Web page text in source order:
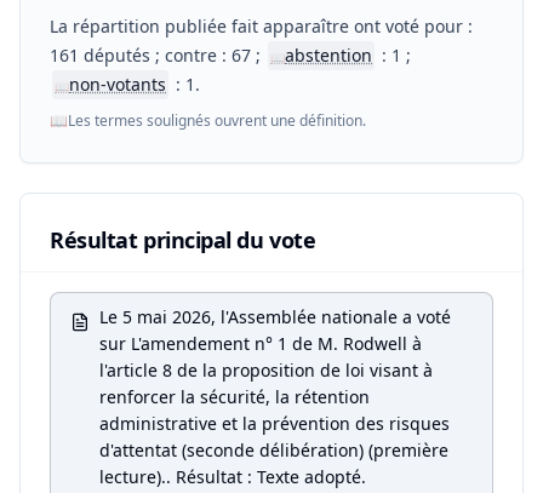
La répartition publiée fait apparaître ont voté pour :
161 députés ; contre : 67 ;
📖abstention : 1 ;
📖non-votants : 1.
📖Les termes soulignés ouvrent une définition.
Résultat principal du vote
Le 5 mai 2026, l'Assemblée nationale a voté
sur L'amendement n° 1 de M. Rodwell à
l'article 8 de la proposition de loi visant à
renforcer la sécurité, la rétention
administrative et la prévention des risques
d'attentat (seconde délibération) (première
lecture).. Résultat : Texte adopté.